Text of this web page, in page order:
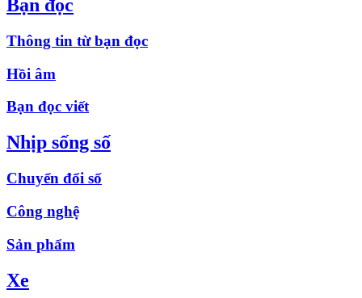
Bạn đọc
Thông tin từ bạn đọc
Hồi âm
Bạn đọc viết
Nhịp sống số
Chuyển đổi số
Công nghệ
Sản phẩm
Xe